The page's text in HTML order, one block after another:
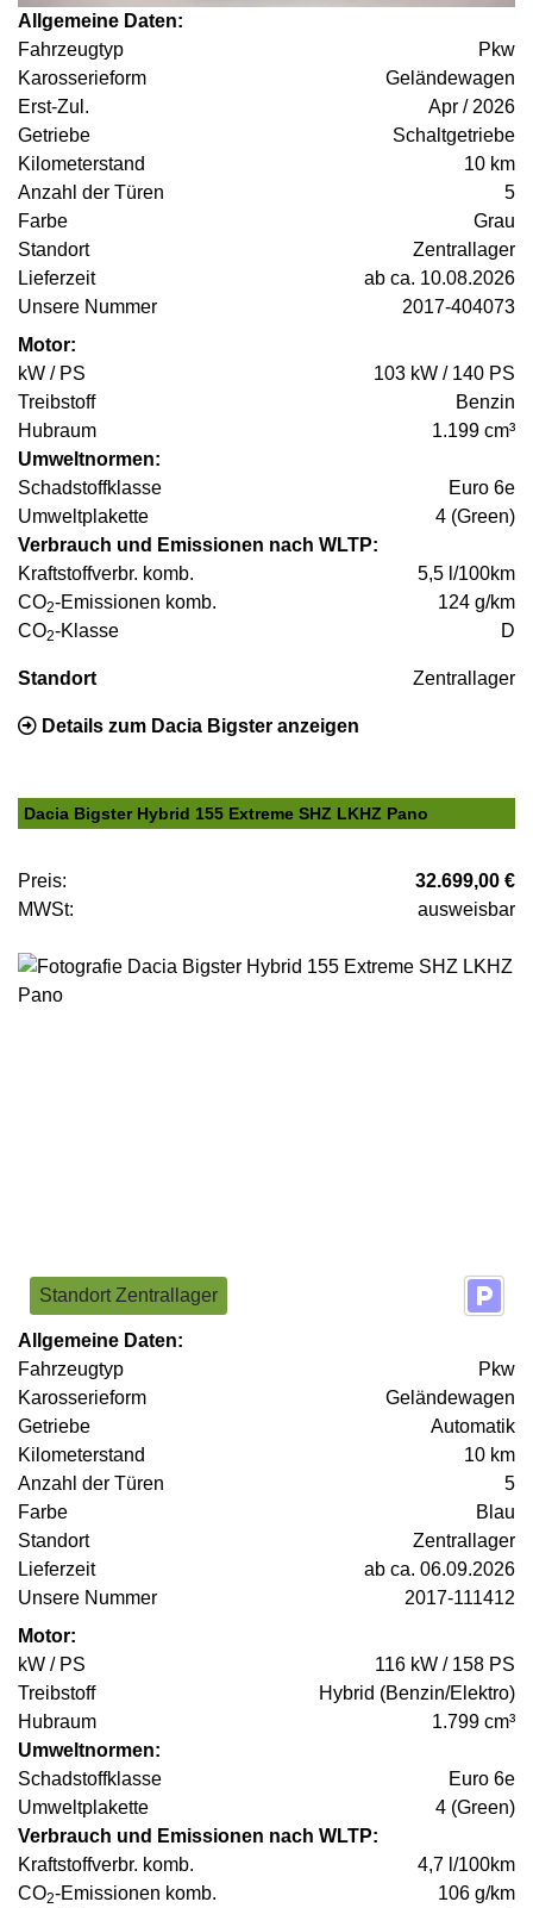
Allgemeine Daten:
Fahrzeugtyp
Pkw
Karosserieform
Geländewagen
Erst-Zul.
Apr / 2026
Getriebe
Schaltgetriebe
Kilometerstand
10 km
Anzahl der Türen
5
Farbe
Grau
Standort
Zentrallager
Lieferzeit
ab ca. 10.08.2026
Unsere Nummer
2017-404073
Motor:
kW / PS
103 kW / 140 PS
Treibstoff
Benzin
Hubraum
1.199 cm³
Umweltnormen:
Schadstoffklasse
Euro 6e
Umweltplakette
4 (Green)
Verbrauch und Emissionen nach WLTP:
Kraftstoffverbr. komb.
5,5 l/100km
CO2-Emissionen komb.
124 g/km
CO2-Klasse D
Standort Zentrallager
Details zum Dacia Bigster anzeigen
Dacia Bigster Hybrid 155 Extreme SHZ LKHZ Pano
Preis:
32.699,00 €
MWSt:
ausweisbar
Standort Zentrallager
Allgemeine Daten:
Fahrzeugtyp
Pkw
Karosserieform
Geländewagen
Getriebe
Automatik
Kilometerstand
10 km
Anzahl der Türen
5
Farbe
Blau
Standort
Zentrallager
Lieferzeit
ab ca. 06.09.2026
Unsere Nummer
2017-111412
Motor:
kW / PS
116 kW / 158 PS
Treibstoff
Hybrid (Benzin/Elektro)
Hubraum
1.799 cm³
Umweltnormen:
Schadstoffklasse
Euro 6e
Umweltplakette
4 (Green)
Verbrauch und Emissionen nach WLTP:
Kraftstoffverbr. komb.
4,7 l/100km
CO2-Emissionen komb.
106 g/km